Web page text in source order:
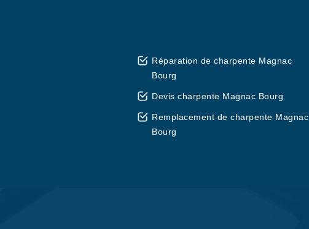
Réparation de charpente Magnac
Bourg
Devis charpente Magnac Bourg
Remplacement de charpente Magnac
Bourg